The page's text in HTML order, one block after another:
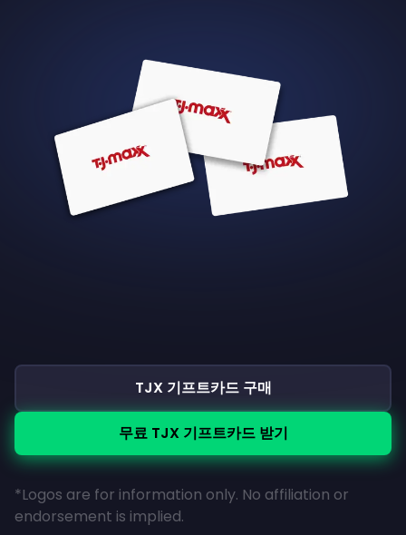
TJX 기프트카드 구매
무료 TJX 기프트카드 받기
*Logos are for information only. No affiliation or
endorsement is implied.